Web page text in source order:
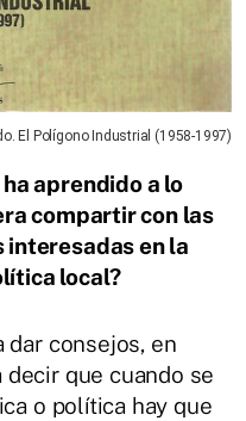
El Polígono Industrial (1958-1997)
aprendido a lo
compartir con las
interesadas en la
local?
consejos, en
que cuando se
o política hay que